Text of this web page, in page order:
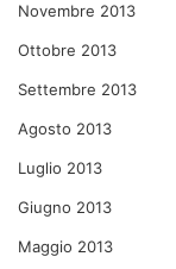
Novembre 2013
Ottobre 2013
Settembre 2013
Agosto 2013
Luglio 2013
Giugno 2013
Maggio 2013